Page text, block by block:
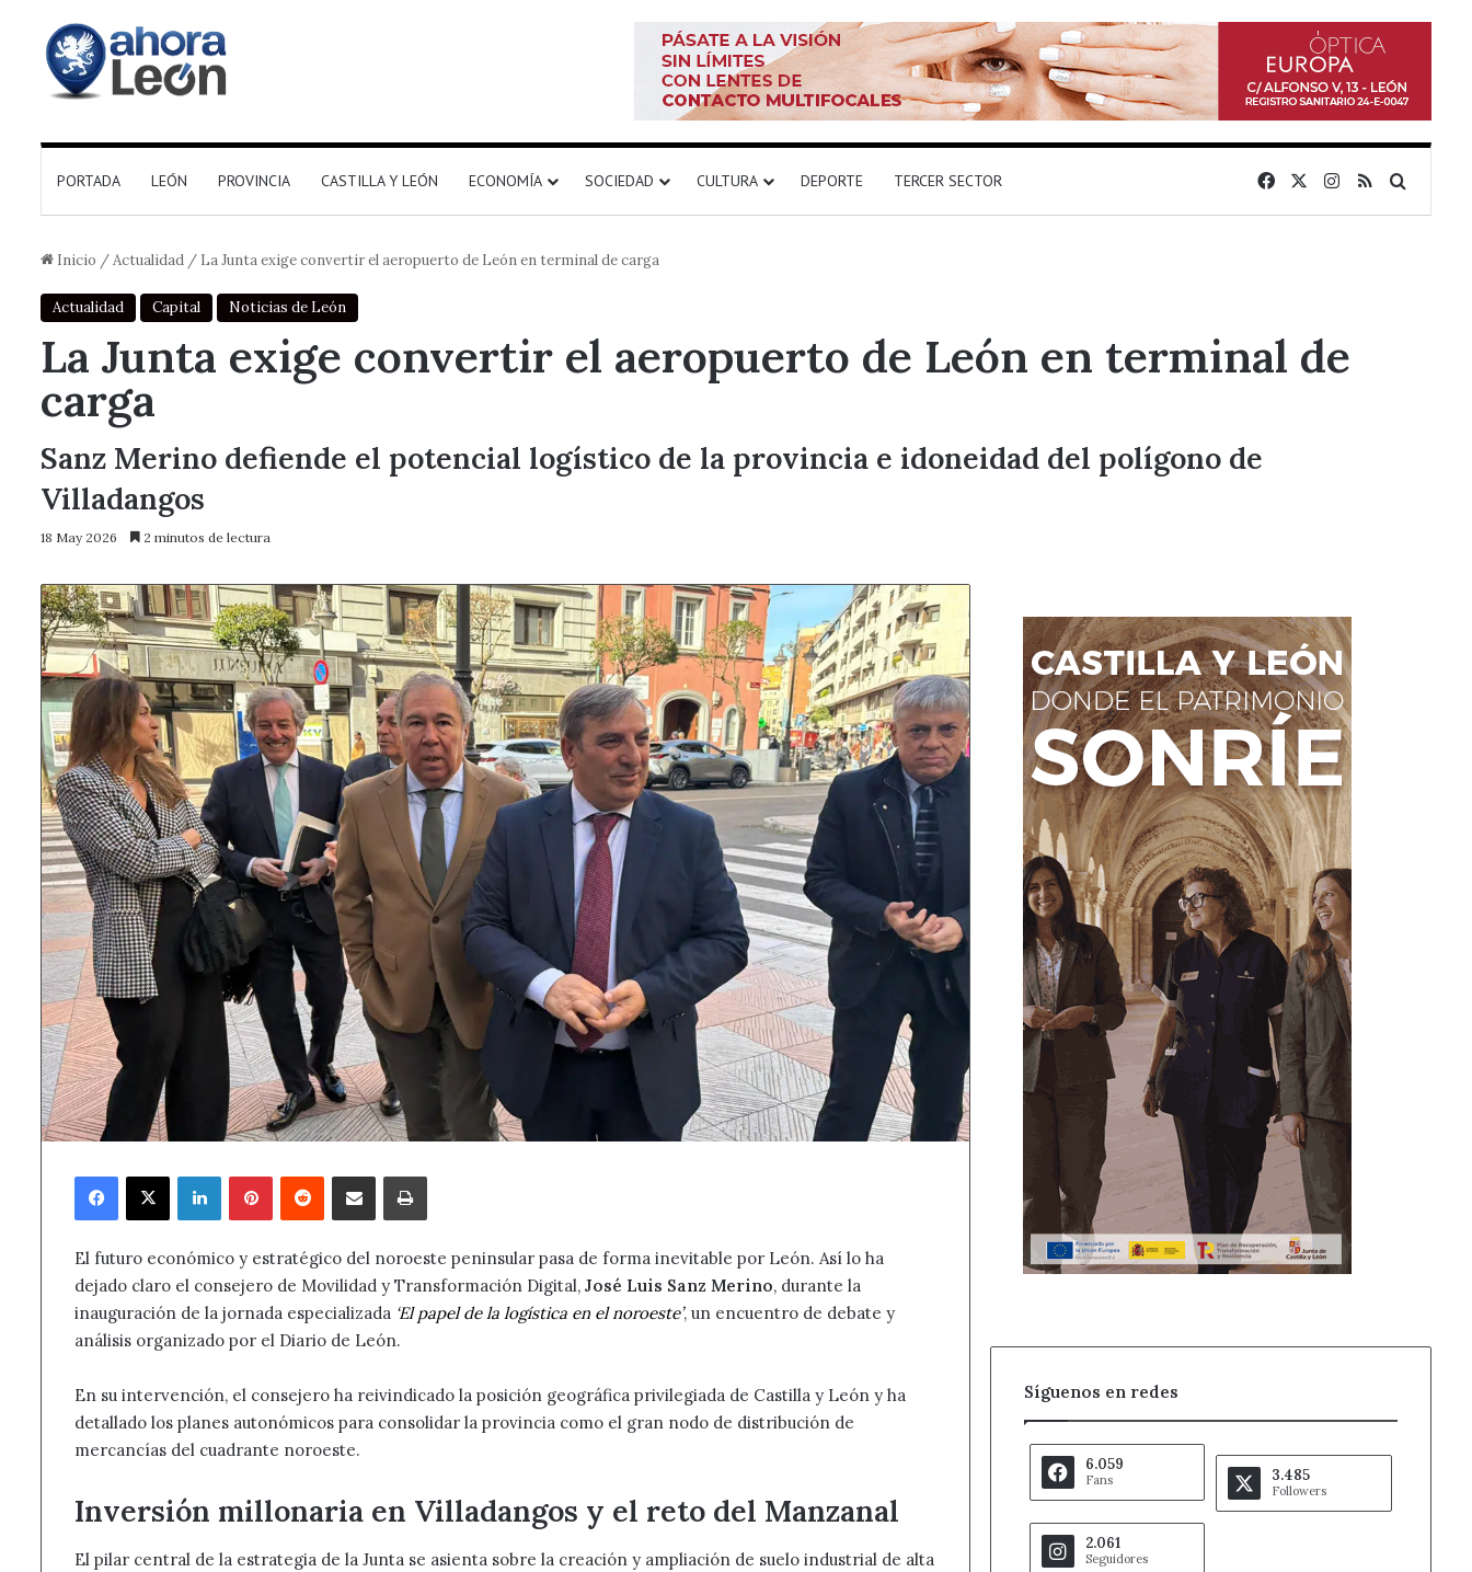
PORTADA LEÓN PROVINCIA CASTILLA Y LEÓN ECONOMÍA SOCIEDAD CULTURA DEPORTE TERCER SECTOR FacebookInstagram
RSS
Inicio /Actualidad / La Junta exige convertir el aeropuerto de León en terminal de carga
Actualidad Capital Noticias de León
La Junta exige convertir el aeropuerto de León en terminal de
carga
Sanz Merino defiende el potencial logístico de la provincia e idoneidad del polígono de
Villadangos
18 May 2026 2 minutos de lectura
Facebook
X LinkedInPinterestReddit Compartir por correo electrónicoImprimir
El futuro económico y estratégico del noroeste peninsular pasa de forma inevitable por León. Así lo ha
dejado claro el consejero de Movilidad y Transformación Digital, José Luis Sanz Merino, durante la
inauguración de la jornada especializada ‘El papel de la logística en el noroeste’, un encuentro de debate y
análisis organizado por el Diario de León.
En su intervención, el consejero ha reivindicado la posición geográfica privilegiada de Castilla y León y ha
detallado los planes autonómicos para consolidar la provincia como el gran nodo de distribución de
mercancías del cuadrante noroeste.
Inversión millonaria en Villadangos y el reto del Manzanal
El pilar central de la estrategia de la Junta se asienta sobre la creación y ampliación de suelo industrial de alta
Síguenos en redes
6.059
Fans 3.485
Followers
2.061
Seguidores